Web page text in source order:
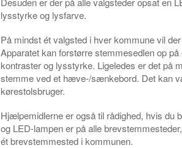
lysstyrke og lysfarve.
På mindst ét valgsted i hver kommune vil
Apparatet kan forstørre stemmesedlen op
kontraster og lysstyrke. Ligeledes er det på
stemme ved et hæve-/sænkebord. Det kan
kørestolsbruger.
Hjælpemidlerne er også til rådighed, hvis du
og LED-lampen er på alle
ét brevstemmested i kommunen.